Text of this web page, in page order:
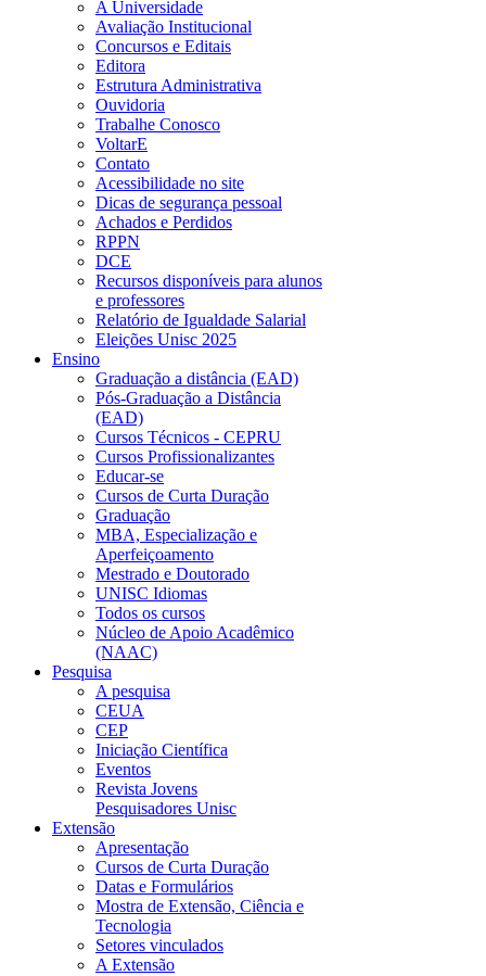
A Universidade
Avaliação Institucional
Concursos e Editais
Editora
Estrutura Administrativa
Ouvidoria
Trabalhe Conosco
VoltarE
Contato
Acessibilidade no site
Dicas de segurança pessoal
Achados e Perdidos
RPPN
DCE
Recursos disponíveis para alunos
e professores
Relatório de Igualdade Salarial
Eleições Unisc 2025
Ensino
Graduação a distância (EAD)
Pós-Graduação a Distância
(EAD)
Cursos Técnicos - CEPRU
Cursos Profissionalizantes
Educar-se
Cursos de Curta Duração
Graduação
MBA, Especialização e
Aperfeiçoamento
Mestrado e Doutorado
UNISC Idiomas
Todos os cursos
Núcleo de Apoio Acadêmico
(NAAC)
Pesquisa
A pesquisa
CEUA
CEP
Iniciação Científica
Eventos
Revista Jovens
Pesquisadores Unisc
Extensão
Apresentação
Cursos de Curta Duração
Datas e Formulários
Mostra de Extensão, Ciência e
Tecnologia
Setores vinculados
A Extensão